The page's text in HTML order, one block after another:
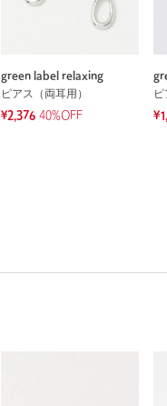
green label relaxing
ピアス（両耳用）
¥2,376 40%OFF